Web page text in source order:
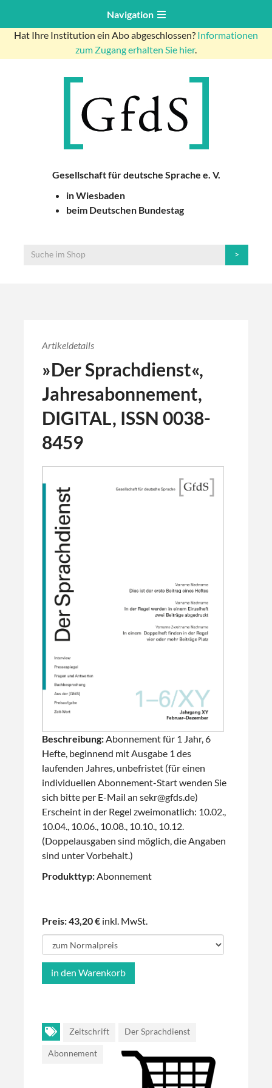
Navigation
Hat Ihre Institution ein Abo abgeschlossen? Informationen
zum Zugang erhalten Sie hier.
Gesellschaft für deutsche Sprache e. V.
in Wiesbaden
beim Deutschen Bundestag
Artikeldetails
»Der Sprachdienst«,
Jahresabonnement,
DIGITAL, ISSN 0038-
8459
Beschreibung:Abonnement für 1 Jahr, 6
Hefte, beginnend mit Ausgabe 1 des
laufenden Jahres, unbefristet (für einen
individuellen Abonnement-Start wenden Sie
sich bitte per E-Mail an sekr@gfds.de)
Erscheint in der Regel zweimonatlich: 10.02.,
10.04., 10.06., 10.08., 10.10., 10.12.
(Doppelausgaben sind möglich, die Angaben
sind unter Vorbehalt.)
Produkttyp:Abonnement
Preis: 43,20 € inkl. MwSt.
Zeitschrift Der Sprachdienst
Abonnement